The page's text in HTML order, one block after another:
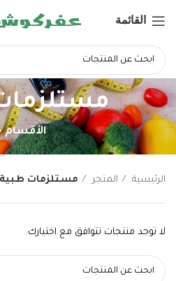
القائمة
الأقسام
الرئيسية المتجر مستلزمات طبية
لا توجد منتجات تتوافق مع اختيارك.